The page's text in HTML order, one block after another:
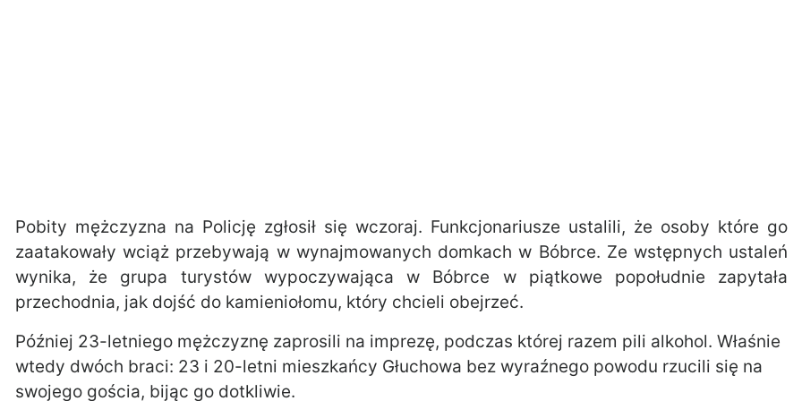
Pobity mężczyzna na Policję zgłosił się wczoraj. Funkcjonariusze ustalili, że osoby które go
zaatakowały wciąż przebywają w wynajmowanych domkach w Bóbrce. Ze wstępnych ustaleń
wynika, że grupa turystów wypoczywająca w Bóbrce w piątkowe popołudnie zapytała
przechodnia, jak dojść do kamieniołomu, który chcieli obejrzeć.
Później 23-letniego mężczyznę zaprosili na imprezę, podczas której razem pili alkohol. Właśnie
wtedy dwóch braci: 23 i 20-letni mieszkańcy Głuchowa bez wyraźnego powodu rzucili się na
swojego gościa, bijąc go dotkliwie.